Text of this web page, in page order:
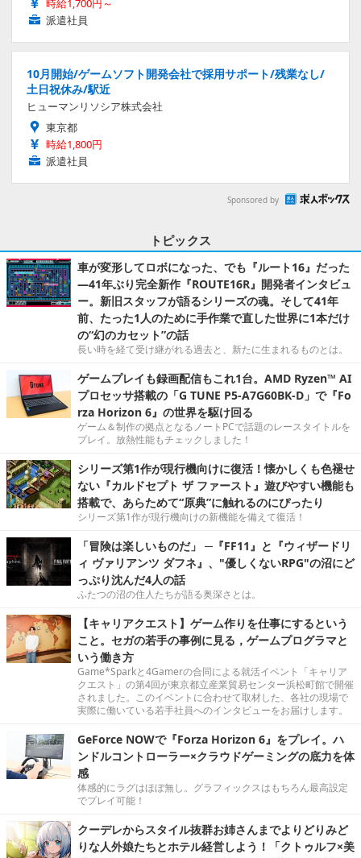
時給1,700円～
派遣社員
10月開始/ゲームソフト開発会社で採用サポート/残業なし/
土日祝休み/駅近
ヒューマンリソシア株式会社
東京都
時給1,800円
派遣社員
Sponsored by
トピックス
車が変形してロボになった、でも『ルート16』だった
―41年ぶり完全新作『ROUTE16R』開発者インタビュ
ー。新旧スタッフが語るシリーズの魂。そして41年
前、たった1人のために手作業で直した世界に1本だけ
の“幻のカセット”の話
長い時を経て受け継がれる過去と、新たに生まれるものとは。
ゲームプレイも録画配信もこれ1台。AMD Ryzen™ AI
プロセッサ搭載の「G TUNE P5-A7G60BK-D」で『Fo
rza Horizon 6』の世界を駆け回る
ゲーム＆制作の拠点となるノートPCで話題のレースタイトルを
プレイ。放熱性能もチェックしました！
シリーズ第1作が現行機向けに復活！懐かしくも色褪せ
ない『カルドセプト ザ ファースト』遊びやすい機能も
搭載で、あらためて“原典”に触れるのにぴったり
シリーズ第1作が現行機向けの新機能を備えて復活！
「冒険は楽しいものだ」 ─『FF11』と『ウィザードリ
ィ ヴァリアンツ ダフネ』、"優しくないRPG"の沼にど
っぷり沈んだ4人の話
ふたつの沼の住人たちが語る奥深さとは。
【キャリアクエスト】ゲーム作りを仕事にするという
こと。セガの若手の事例に見る，ゲームプログラマと
いう働き方
Game*Sparkと4Gamerの合同による就活イベント「キャリア
クエスト」の第4回が東京都立産業貿易センター浜松町館で開催
されました。このイベントに合わせて取材した、各社の現場で
実際に働いている若手社員へのインタビューをお届けします。
GeForce NOWで『Forza Horizon 6』をプレイ。ハ
ンドルコントローラー×クラウドゲーミングの底力を体
感
体感的にラグはほぼ無し。グラフィックスはもちろん最高設定
でプレイ可能！
クーデレからスタイル抜群お姉さんまでよりどりみど
りな人外娘たちとホテル経営しよう！「クトゥルフ×美